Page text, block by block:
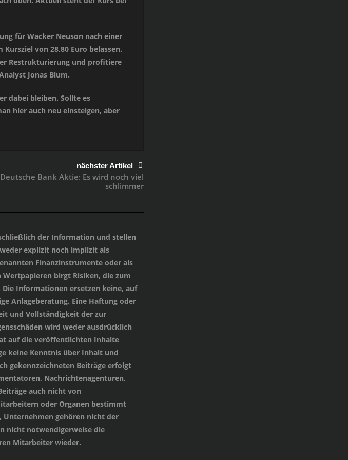
für Wacker Neuson nach einer
von 28,80 Euro belassen.
Restrukturierung und profitiere
Jonas Blum.
dabei bleiben. Sollte es
hier auch neu einsteigen, aber
nächster Artikel
Deutsche Bank Aktie: Es wird noch viel
schlimmer
der Information und stellen
explizit noch implizit als
Finanzinstrumente oder als
birgt Risiken, die zum
Informationen ersetzen keine, auf
Anlageberatung. Eine Haftung oder
und Vollständigkeit der zur
wird weder ausdrücklich
auf die veröffentlichten Inhalte
keine Kenntnis über Inhalt und
gekennzeichneten Beiträge erfolgt
Nachrichtenagenturen,
auch nicht von
oder Organen bestimmt
Unternehmen gehören nicht der
nicht notwendigerweise die
Mitarbeiter wieder.